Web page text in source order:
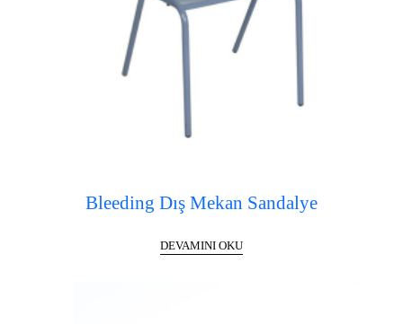
Bleeding Dış Mekan Sandalye
DEVAMINI OKU